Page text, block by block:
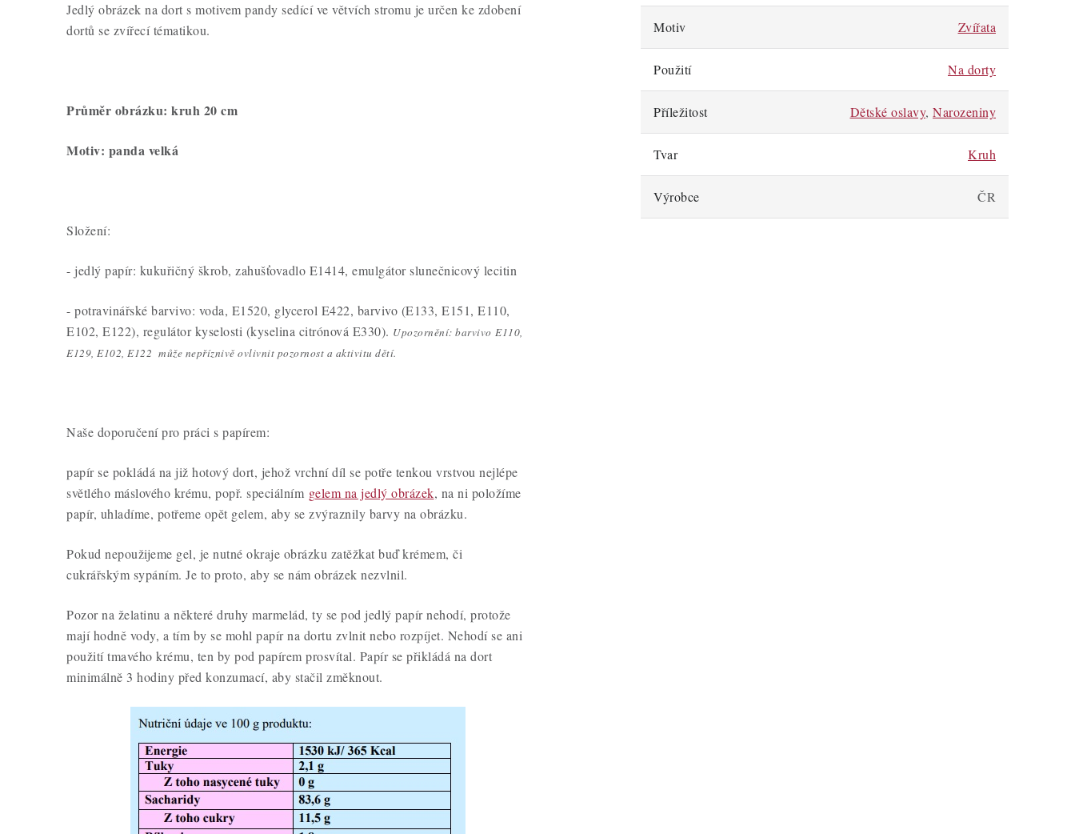
Jedlý obrázek na dort s motivem pandy sedící ve větvích stromu je určen ke zdobení
dortů se zvířecí tématikou.
Průměr obrázku: kruh 20 cm
Motiv: panda velká
Složení:
- jedlý papír: kukuřičný škrob, zahušťovadlo E1414, emulgátor slunečnicový lecitin
- potravinářské barvivo: voda, E1520, glycerol E422, barvivo (E133, E151, E110,
E102, E122), regulátor kyselosti (kyselina citrónová E330). Upozornění: barvivo E110,
E129, E102, E122 může nepříznivě ovlivnit pozornost a aktivitu dětí.
Naše doporučení pro práci s papírem:
papír se pokládá na již hotový dort, jehož vrchní díl se potře tenkou vrstvou nejlépe
světlého máslového krému, popř. speciálním gelem na jedlý obrázek, na ni položíme
papír, uhladíme, potřeme opět gelem, aby se zvýraznily barvy na obrázku.
Pokud nepoužijeme gel, je nutné okraje obrázku zatěžkat buď krémem, či
cukrářským sypáním. Je to proto, aby se nám obrázek nezvlnil.
Pozor na želatinu a některé druhy marmelád, ty se pod jedlý papír nehodí, protože
mají hodně vody, a tím by se mohl papír na dortu zvlnit nebo rozpíjet. Nehodí se ani
použití tmavého krému, ten by pod papírem prosvítal. Papír se přikládá na dort
minimálně 3 hodiny před konzumací, aby stačil změknout.
Motiv Zvířata
Použití Na dorty
Příležitost Dětské oslavy, Narozeniny
Tvar Kruh
Výrobce ČR